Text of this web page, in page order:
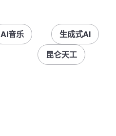
AI音乐 生成式AI
昆仑天工